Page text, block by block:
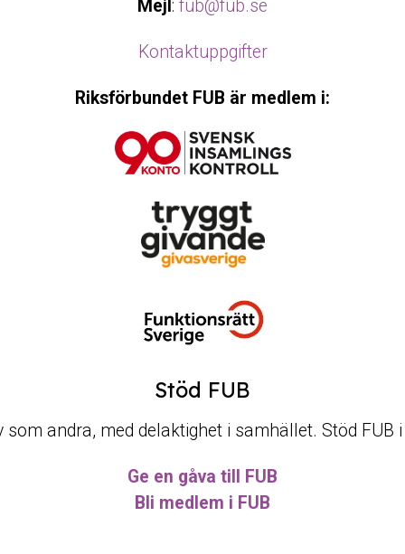
Mejl : fub@fub.se
Kontaktuppgifter
Riksförbundet FUB är medlem i:
Stöd FUB
som andra, med delaktighet i samhället. Stöd FUB
Ge en gåva till FUB
Bli medlem i FUB